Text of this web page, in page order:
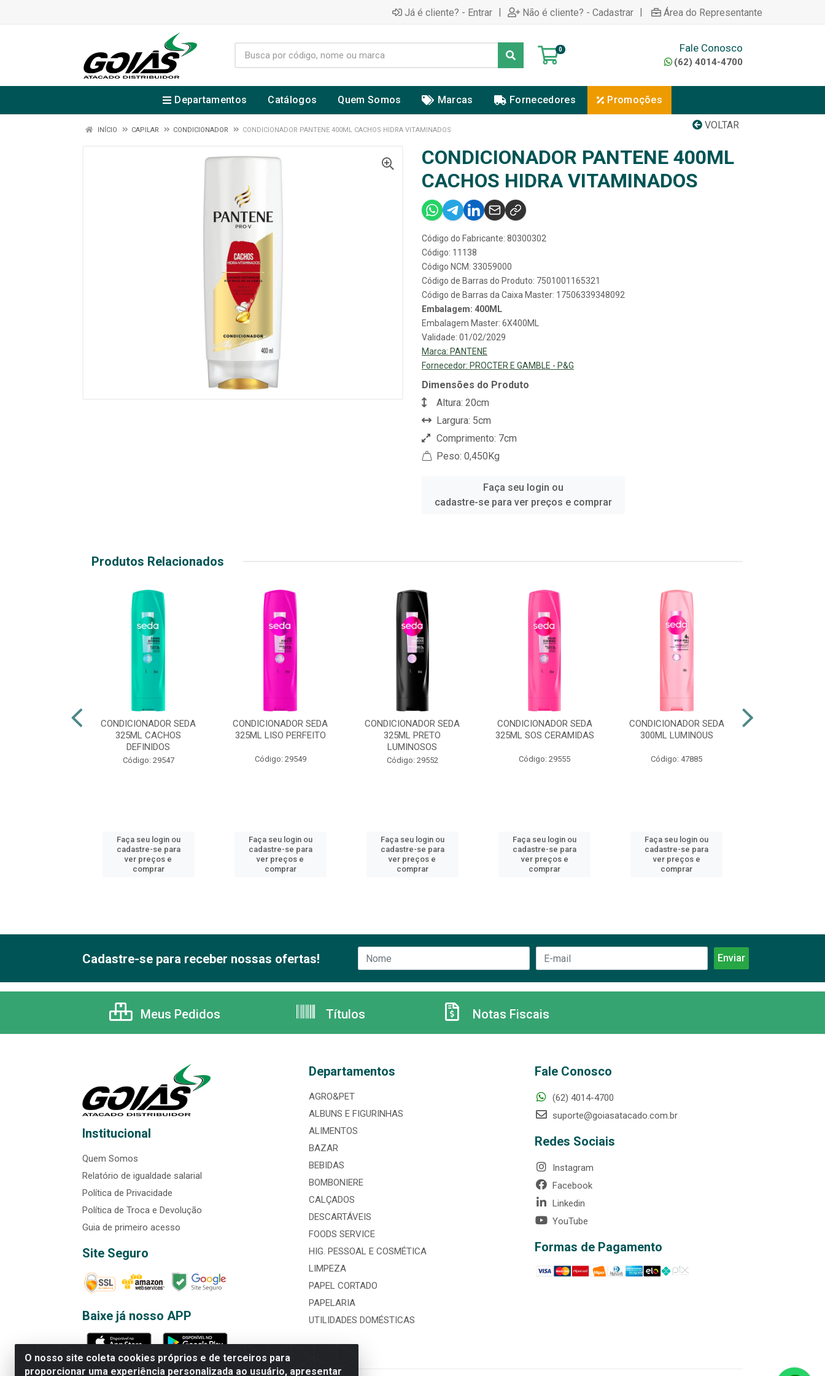
Já é cliente? - Entrar | Não é cliente? - Cadastrar | Área do Representante
0 Fale Conosco
(62) 4014-4700
Departamentos Catálogos Quem Somos Marcas Fornecedores Promoções
VOLTAR
INÍCIO CAPILAR CONDICIONADOR CONDICIONADOR PANTENE 400ML CACHOS HIDRA VITAMINADOS
CONDICIONADOR PANTENE 400ML
CACHOS HIDRA VITAMINADOS
Código do Fabricante: 80300302
Código: 11138
Código NCM: 33059000
Código de Barras do Produto: 7501001165321
Código de Barras da Caixa Master: 17506339348092
Embalagem: 400ML
Embalagem Master: 6X400ML
Validade: 01/02/2029
Marca: PANTENE
Fornecedor: PROCTER E GAMBLE - P&G
Dimensões do Produto
Altura: 20cm
Largura: 5cm
Comprimento: 7cm
Peso: 0,450Kg
Faça seu login ou
cadastre-se para ver preços e comprar
Produtos Relacionados
CONDICIONADOR SEDA
325ML CACHOS
DEFINIDOS
Código: 29547
Faça seu login ou
cadastre-se para
ver preços e
comprar
CONDICIONADOR SEDA
325ML LISO PERFEITO
Código: 29549
Faça seu login ou
cadastre-se para
ver preços e
comprar
CONDICIONADOR SEDA
325ML PRETO
LUMINOSOS
Código: 29552
Faça seu login ou
cadastre-se para
ver preços e
comprar
CONDICIONADOR SEDA
325ML SOS CERAMIDAS
Código: 29555
Faça seu login ou
cadastre-se para
ver preços e
comprar
CONDICIONADOR SEDA
300ML LUMINOUS
Código: 47885
Faça seu login ou
cadastre-se para
ver preços e
comprar
O nosso site coleta cookies próprios e de terceiros para
proporcionar uma experiência personalizada ao usuário, apresentar
Cadastre-se para receber nossas ofertas!
Meus Pedidos Títulos Notas Fiscais
Institucional
Quem Somos
Relatório de igualdade salarial
Política de Privacidade
Política de Troca e Devolução
Guia de primeiro acesso
Site Seguro
Baixe já nosso APP
Departamentos
AGRO&PET
ALBUNS E FIGURINHAS
ALIMENTOS
BAZAR
BEBIDAS
BOMBONIERE
CALÇADOS
DESCARTÁVEIS
FOODS SERVICE
HIG. PESSOAL E COSMÉTICA
LIMPEZA
PAPEL CORTADO
PAPELARIA
UTILIDADES DOMÉSTICAS
Fale Conosco
(62) 4014-4700
suporte@goiasatacado.com.br
Redes Sociais
Instagram
Facebook
Linkedin
YouTube
Formas de Pagamento